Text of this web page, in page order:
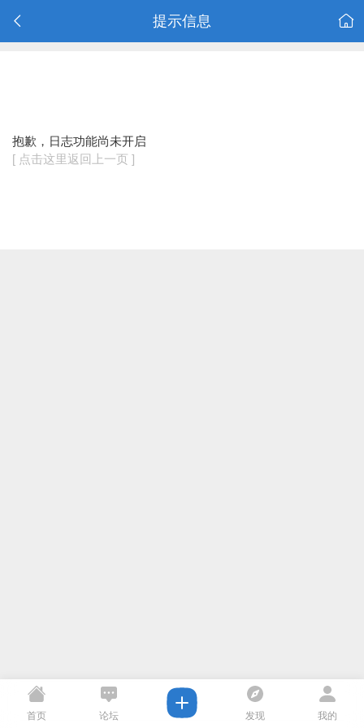
提示信息
抱歉，日志功能尚未开启
[ 点击这里返回上一页 ]
首页 论坛 发现 我的